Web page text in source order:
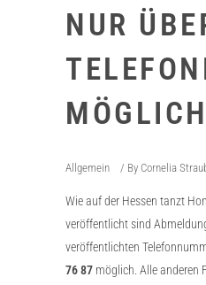
NUR
Allgemein By Cornelia
Wie auf der Hessen tanzt
veröffentlicht sind
veröffentlichten
76 87 möglich. Alle anderen